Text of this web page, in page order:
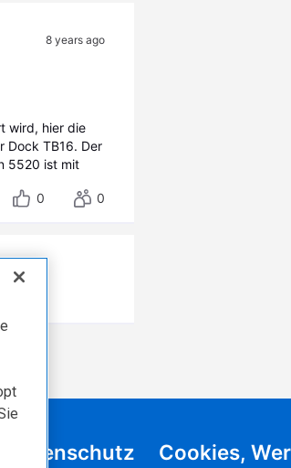
8 years ago
wird, hier die
Dock TB16. Der
5520 ist mit
0 0
Datenschutz Cookies,